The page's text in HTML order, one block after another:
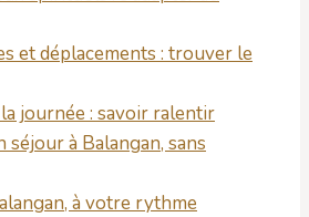
et déplacements : trouver le
journée : savoir ralentir
séjour à Balangan, sans
à votre rythme